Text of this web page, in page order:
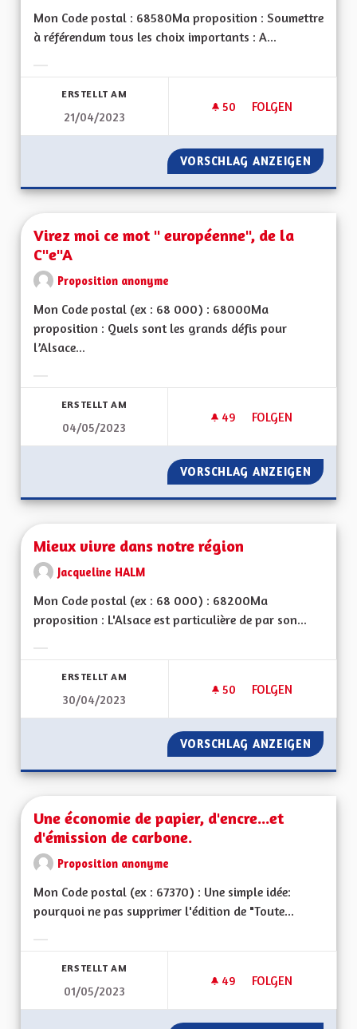
Mon Code postal : 68580Ma proposition : Soumettre
à référendum tous les choix importants : A...
ERSTELLT AM
21/04/2023
50 50 FOLLOWER
FOLGEN
DÉMOCRATIE
VORSCHLAG ANZEIGEN
Virez moi ce mot " européenne", de la
C"e"A
Proposition anonyme
Mon Code postal (ex : 68 000) : 68000Ma
proposition : Quels sont les grands défis pour
l’Alsace...
ERSTELLT AM
04/05/2023
49 49 FOLLOWER
FOLGEN
VIREZ MOI CE
VORSCHLAG ANZEIGEN VIREZ
Mieux vivre dans notre région
Jacqueline HALM
Mon Code postal (ex : 68 000) : 68200Ma
proposition : L'Alsace est particulière de par son...
ERSTELLT AM
30/04/2023
50 50 FOLLOWER
FOLGEN
MIEUX VIVRE
VORSCHLAG ANZEIGEN MIEUX
Une économie de papier, d'encre...et
d'émission de carbone.
Proposition anonyme
Mon Code postal (ex : 67370) : Une simple idée:
pourquoi ne pas supprimer l'édition de "Toute...
ERSTELLT AM
01/05/2023
49 49 FOLLOWER
FOLGEN
UNE ÉCONOMIE